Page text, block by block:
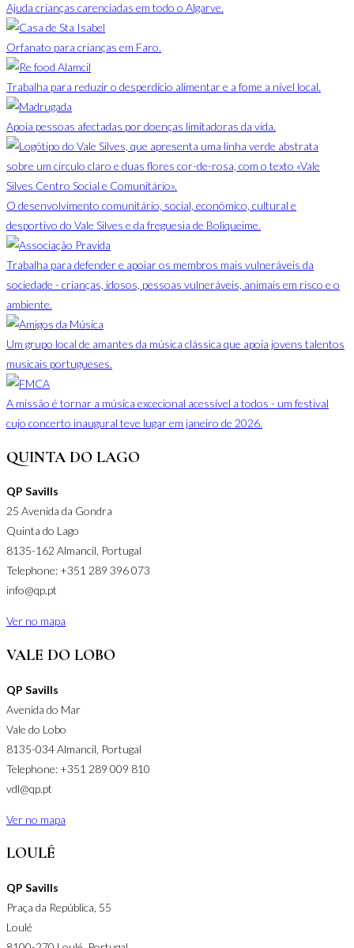
Ajuda crianças carenciadas em todo o Algarve.
Orfanato para crianças em Faro.
Trabalha para reduzir o desperdício alimentar e a fome a nível local.
Apoia pessoas afectadas por doenças limitadoras da vida.
O desenvolvimento comunitário, social, económico, cultural e
desportivo do Vale Silves e da freguesia de Boliqueime.
Trabalha para defender e apoiar os membros mais vulneráveis da
sociedade - crianças, idosos, pessoas vulneráveis, animais em risco e o
ambiente.
Um grupo local de amantes da música clássica que apoia jovens talentos
musicais portugueses.
A missão é tornar a música excecional acessível a todos - um festival
cujo concerto inaugural teve lugar em janeiro de 2026.
QUINTA DO LAGO
QP Savills
25 Avenida da Gondra
Quinta do Lago
8135-162 Almancil, Portugal
Telephone: +351 289 396 073
info@qp.pt
Ver no mapa
VALE DO LOBO
QP Savills
Avenida do Mar
Vale do Lobo
8135-034 Almancil, Portugal
Telephone: +351 289 009 810
vdl@qp.pt
Ver no mapa
LOULÉ
QP Savills
Praça da República, 55
Loulé